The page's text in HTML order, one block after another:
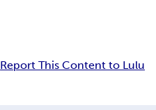
Report This Content to Lulu